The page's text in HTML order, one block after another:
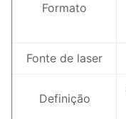
Formato
Fonte de laser
Definição